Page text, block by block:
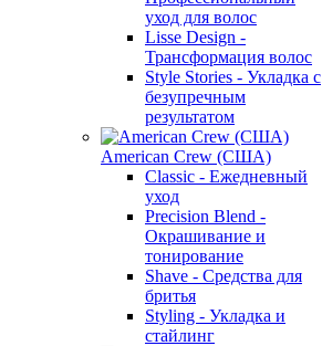
уход для волос
Lisse Design -
Трансформация волос
Style Stories - Укладка с
безупречным
результатом
American Crew (США)
Classic - Ежедневный
уход
Precision Blend -
Окрашивание и
тонирование
Shave - Средства для
бритья
Styling - Укладка и
стайлинг